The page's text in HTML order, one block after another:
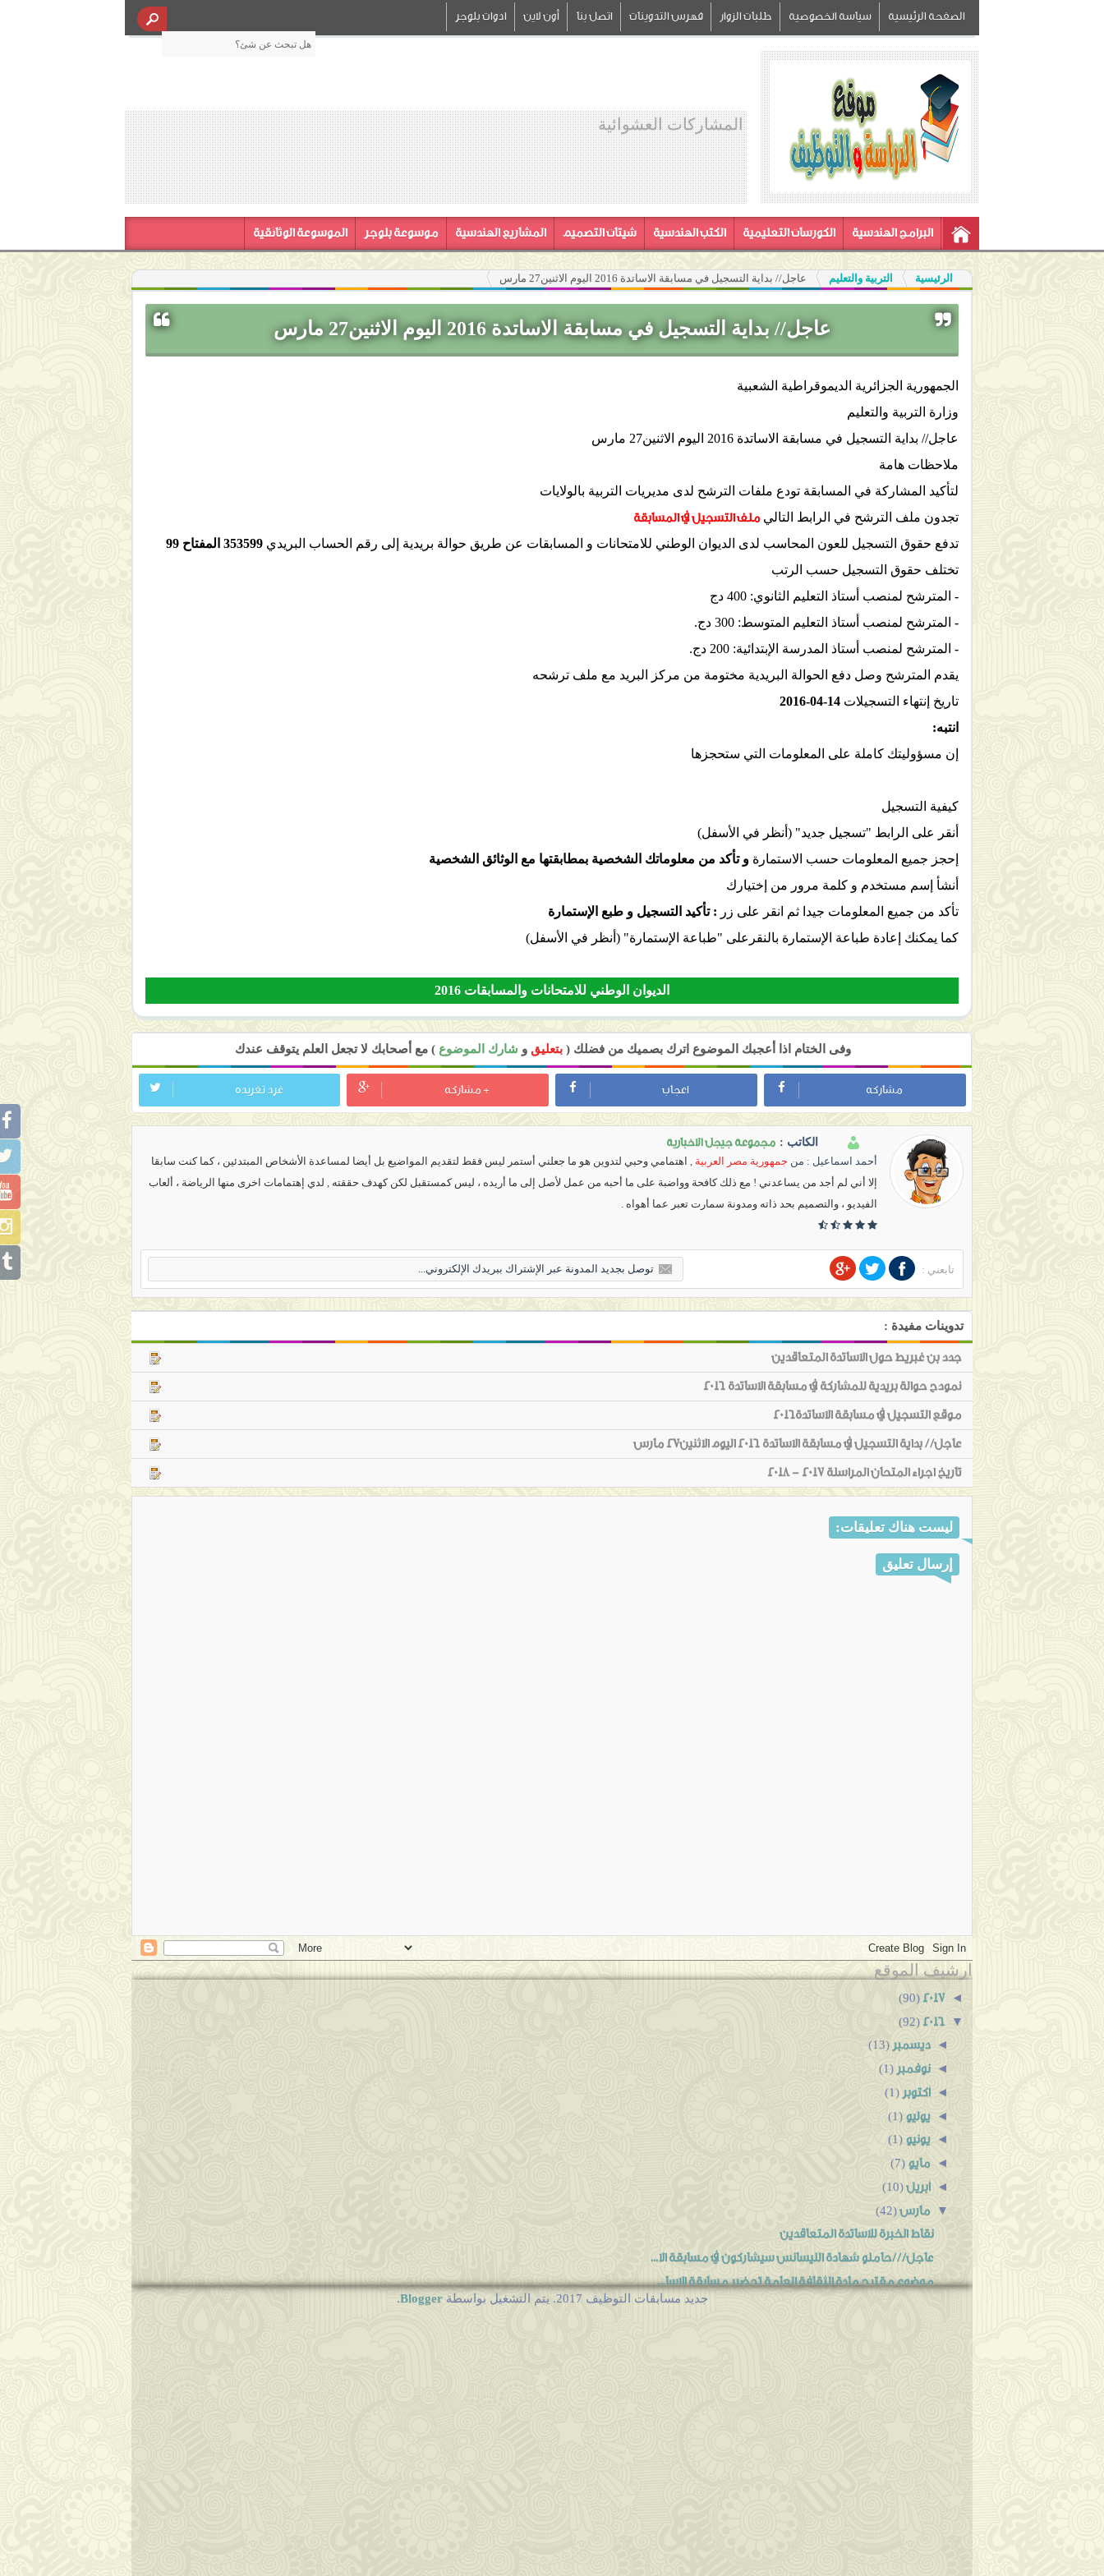
الصفحة الرئيسية سياسة الخصوصية طلبات الزوار فهرس التدوينات اتصل بنا أون لاين ادوات بلوجر
المشاركات العشوائية
البرامج الهندسية الكورسات التعليمية الكتب الهندسية شيتات التصميم المشاريع الهندسية موسوعة بلوجر الموسوعة الوثائقية
الرئيسية التربية والتعليم عاجل// بداية التسجيل في مسابقة الاساتدة 2016 اليوم الاثنين27 مارس
عاجل// بداية التسجيل في مسابقة الاساتدة 2016 اليوم الاثنين27 مارس
الجمهورية الجزائرية الديموقراطية الشعبية
وزارة التربية والتعليم
عاجل// بداية التسجيل في مسابقة الاساتدة 2016 اليوم الاثنين27 مارس
ملاحظات هامة
لتأكيد المشاركة في المسابقة تودع ملفات الترشح لدى مديريات التربية بالولايات
تجدون ملف الترشح في الرابط التاليملف التسجيل في المسابقة
تدفع حقوق التسجيل للعون المحاسب لدى الديوان الوطني للامتحانات و المسابقات عن طريق حوالة بريدية إلى رقم الحساب البريدي 353599 المفتاح 99
تختلف حقوق التسجيل حسب الرتب
- المترشح لمنصب أستاذ التعليم الثانوي: 400 دج
- المترشح لمنصب أستاذ التعليم المتوسط: 300 دج.
- المترشح لمنصب أستاذ المدرسة الإبتدائية: 200 دج.
يقدم المترشح وصل دفع الحوالة البريدية مختومة من مركز البريد مع ملف ترشحه
تاريخ إنتهاء التسجيلات 14-04-2016
انتبه:
إن مسؤوليتك كاملة على المعلومات التي ستحجزها
كيفية التسجيل
أنقر على الرابط "تسجيل جديد" (أنظر في الأسفل)
إحجز جميع المعلومات حسب الاستمارة و تأكد من معلوماتك الشخصية بمطابقتها مع الوثائق الشخصية
أنشأ إسم مستخدم و كلمة مرور من إختيارك
تأكد من جميع المعلومات جيدا ثم انقر على زر : تأكيد التسجيل و طبع الإستمارة
كما يمكنك إعادة طباعة الإستمارة بالنقرعلى "طباعة الإستمارة" (أنظر في الأسفل)
الديوان الوطني للامتحانات والمسابقات 2016
وفى الختام اذا أعجبك الموضوع اترك بصميك من فضلك ( بتعليق و شارك الموضوع ) مع أصحابك لا تجعل العلم يتوقف عندك
مشاركه اعجاب + مشاركه غرد تغريده
الكاتب : مجموعة جيجل الاخبارية
أحمد اسماعيل : من جمهورية مصر العربية , اهتمامي وحبي لتدوين هو ما جعلني أستمر ليس فقط لتقديم المواضيع بل أيضا لمساعدة الأشخاص المبتدئين ، كما كنت سابقا
إلا أني لم أجد من يساعدني ! مع ذلك كافحة وواضبة على ما أحبه من عمل لأصل إلى ما أريده ، ليس كمستقبل لكن كهدف حققته , لدي إهتمامات اخرى منها الرياضة ، ألعاب
الفيديو ، والتصميم بحد ذاته ومدونة سمارت تعبر عما أهواه .
تابعني :
تدوينات مفيدة :
جدد بن غبريط حول الاساتدة المتعاقدين
نمودج حوالة بريدية للمشاركة في مسابقة الاساتدة 2016
موقع التسجيل في مسابقة الاساتدة2016
عاجل// بداية التسجيل في مسابقة الاساتدة 2016 اليوم الاثنين27 مارس
تاريخ اجراء المتحان المراسلة 2017 - 2018
ليست هناك تعليقات:
إرسال تعليق
ارشيف الموقع
◄
2017
(90)
▼
2016
(92)
◄ديسمبر(13)
◄نوفمبر(1)
◄أكتوبر(1)
◄يوليو (1)
◄يونيو (1)
◄مايو (7)
◄أبريل(10)
▼مارس(42)
نقاط الخبرة للاساتدة المتعاقدين
عاجل///حاملو شهادة الليسانس سيشاركون في مسابقة الا...
موضوع مقترح مادة الثقافة العامة تحضير مسابقة الاسا...
جديد مسابقات التوظيف 2017. يتم التشغيل بواسطة Blogger
.